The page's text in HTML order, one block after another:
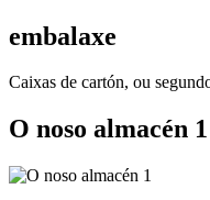
embalaxe
Caixas de cartón, ou
O noso almacén 1